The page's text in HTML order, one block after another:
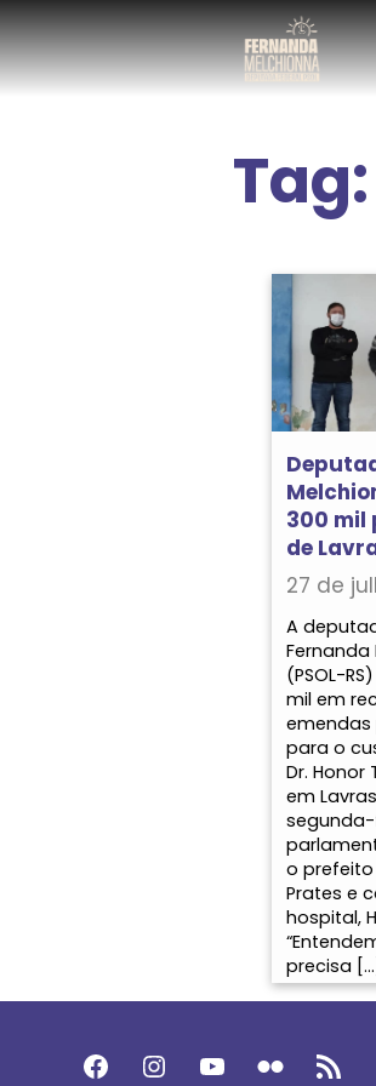
Tag:
300 mil
de
27 de
A
Fernanda
(PSOL-
mil em
para o
Dr. Honor
em
o prefeito
Prates e
hospital,
precisa
Facebook Instagram Youtube Flickr Feed RSS